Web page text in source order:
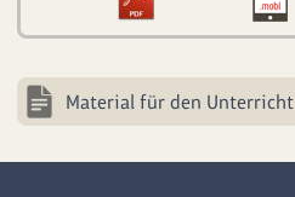
Material für den Unterricht